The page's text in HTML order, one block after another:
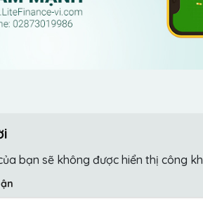
bạn sẽ không được hiển thị công